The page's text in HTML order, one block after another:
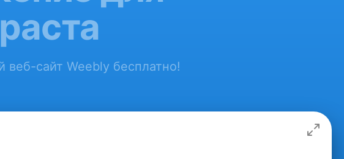
веб-сайт Weebly бесплатно!